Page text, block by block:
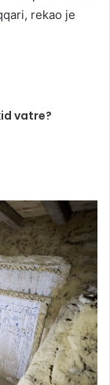
rekao je
vatre?